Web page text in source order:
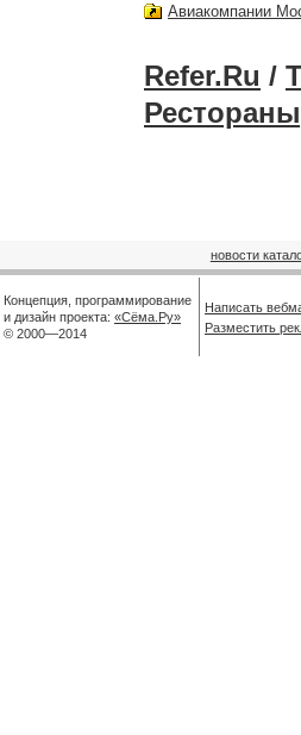
Авиакомпании
Refer.Ru /
новости
Концепция, программирование
и дизайн проекта: «Сёма.Ру»
© 2000—2014
Написать
Разместить